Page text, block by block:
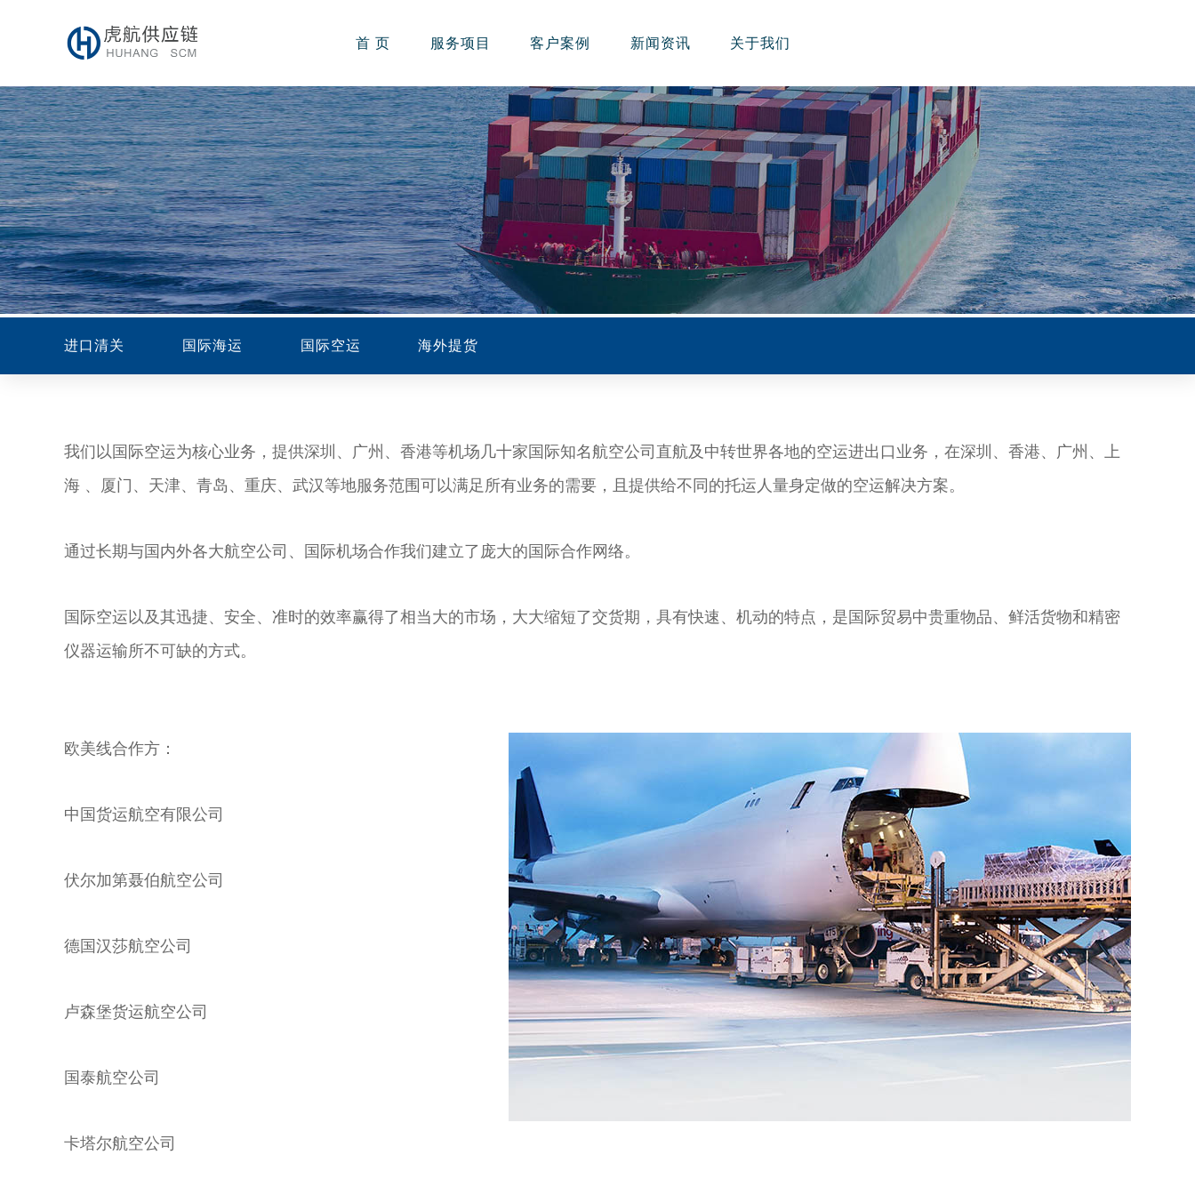
首 页 服务项目 客户案例 新闻资讯 关于我们
进口清关 国际海运 国际空运 海外提货
我们以国际空运为核心业务，提供深圳、广州、香港等机场几十家国际知名航空公司直航及中转世界各地的空运进出口业务，在深圳、香港、广州、上
海 、厦门、天津、青岛、重庆、武汉等地服务范围可以满足所有业务的需要，且提供给不同的托运人量身定做的空运解决方案。
通过长期与国内外各大航空公司、国际机场合作我们建立了庞大的国际合作网络。
国际空运以及其迅捷、安全、准时的效率赢得了相当大的市场，大大缩短了交货期，具有快速、机动的特点，是国际贸易中贵重物品、鲜活货物和精密
仪器运输所不可缺的方式。
欧美线合作方：
中国货运航空有限公司
伏尔加第聂伯航空公司
德国汉莎航空公司
卢森堡货运航空公司
国泰航空公司
卡塔尔航空公司